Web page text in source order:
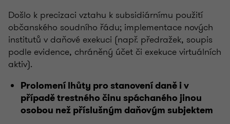
Došlo k precizaci vztahu k subsidiárnímu použití
občanského soudního řádu; implementace nových
institutů v daňové exekuci (např. předražek, soupis
podle evidence, chráněný účet či exekuce virtuálních
aktiv).
Prolomení lhůty pro stanovení daně i v
případě trestného činu spáchaného jinou
osobou než příslušným daňovým subjektem